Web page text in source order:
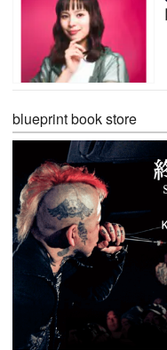
blueprint book store